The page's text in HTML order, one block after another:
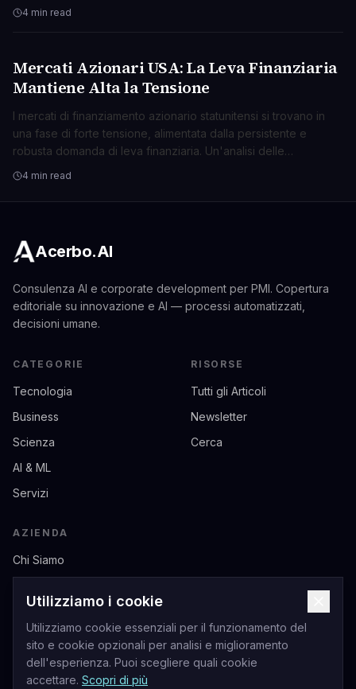
4 min read
BUSINESS
Mercati Azionari USA: La Leva Finanziaria
Mantiene Alta la Tensione
I mercati di finanziamento azionario statunitensi si trovano in
una fase di forte tensione, alimentata dalla persistente e
robusta domanda di leva finanziaria. Un'analisi delle
implicazioni.
4 min read
Acerbo.AI
Consulenza AI e corporate development per PMI. Copertura
editoriale su innovazione e AI — processi automatizzati,
decisioni umane.
CATEGORIE
Tecnologia
Business
Scienza
AI & ML
Servizi
RISORSE
Tutti gli Articoli
Newsletter
Cerca
AZIENDA
Chi Siamo
Privacy
Termini di Servizio
Utilizziamo i cookie
Utilizziamo cookie essenziali per il funzionamento del
sito e cookie opzionali per analisi e miglioramento
dell'esperienza. Puoi scegliere quali cookie
accettare. Scopri di più